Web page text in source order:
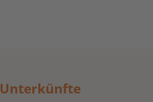
Unterkünfte